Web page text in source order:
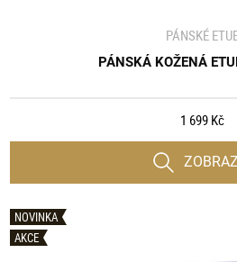
PÁNSKÉ
PÁNSKÁ KOŽENÁ
1 699 Kč
NOVINKA
AKCE